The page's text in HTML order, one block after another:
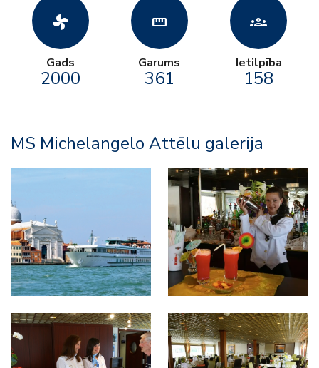
toys_fan
Gads
2000
straighten
Garums
361
groups
Ietilpība
158
MS Michelangelo Attēlu galerija